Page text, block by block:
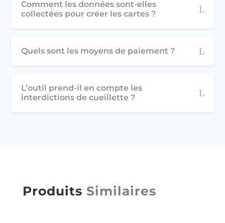
Comment les données sont-elles
collectées pour créer les cartes ?
Quels sont les moyens de paiement ?
L’outil prend-il en compte les
interdictions de cueillette ?
Produits Similaires